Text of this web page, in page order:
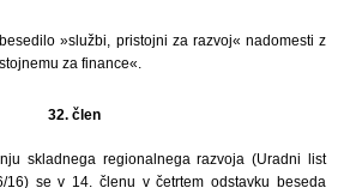
»službi, pristojni za razvoj« nadomesti z
za finance«.
32. člen
skladnega regionalnega razvoja (Uradni list
16) se v 14. členu v četrtem odstavku beseda